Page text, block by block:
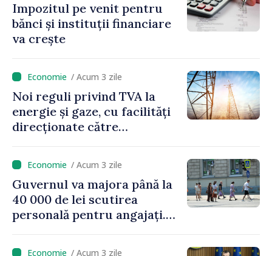
Impozitul pe venit pentru
bănci și instituții financiare
va crește
/ Acum 3 zile
Noi reguli privind TVA la
energie și gaze, cu facilități
direcționate către
/ Acum 3 zile
Guvernul va majora până la
40 000 de lei scutirea
personală pentru angajați.
de milioane de lei îi lăsăm
/ Acum 3 zile